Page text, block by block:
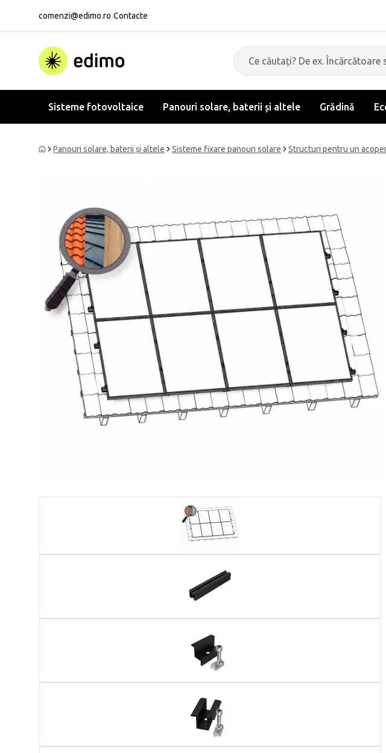
comenzi@edimo.ro Contacte
Sisteme fotovoltaice Panouri solare, baterii și altele Grădină
Panouri solare, baterii și altele Sisteme fixare panouri solare Structuri pentru un